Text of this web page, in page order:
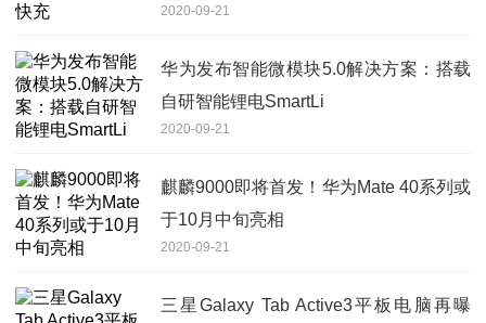
2020-09-21
华为发布智能微模块5.0解决方案：搭载
自研智能锂电SmartLi
2020-09-21
麒麟9000即将首发！华为Mate 40系列或
于10月中旬亮相
2020-09-21
三星Galaxy Tab Active3平板电脑再曝